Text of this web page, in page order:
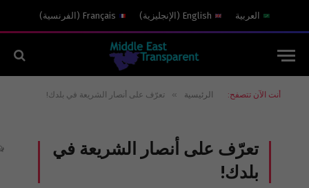
العربية English
( الإنجليزية)
Français
( الفرنسية)
أنت الآن تتصفح: الرئيسية » تعرّف على أنصار الشريعة في بلدك!
تعرّف على أنصار الشريعة في
بلدك!